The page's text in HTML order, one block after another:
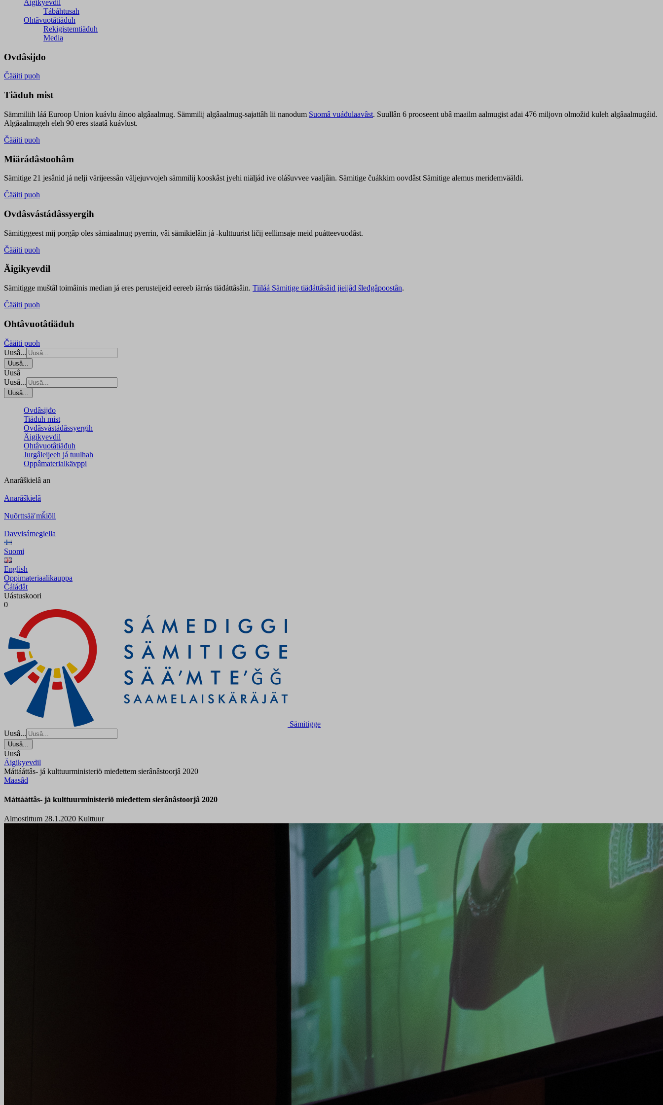
Äigikyevdil
Tábáhtusah
Ohtâvuotâtiäđuh
Rekigistemtiäđuh
Media
Ovdâsijđo
Čääiti puoh
Tiäđuh mist
Sämmiliih láá Euroop Union kuávlu áinoo algâaalmug. Sämmilij algâaalmug-sajattâh lii nanodum Suomâ vuáđulaavâst. Suullân 6 prooseent ubâ maailm aalmugist ađai 476 miljovn olmožid kuleh algâaalmugáid.
Algâaalmugeh eleh 90 eres staatâ kuávlust.
Čääiti puoh
Miärádâstoohâm
Sämitige 21 jesânid já nelji värijeessân väljejuvvojeh sämmilij kooskâst jyehi niäljád ive olášuvvee vaaljâin. Sämitige čuákkim oovdâst Sämitige alemus meridemvääldi.
Čääiti puoh
Ovdâsvástádâssyergih
Sämitiggeest mij porgâp oles sämiaalmug pyerrin, vâi sämikielâin já -kulttuurist ličij eellimsaje meid puátteevuođâst.
Čääiti puoh
Äigikyevdil
Sämitigge muštâl toimâinis median já eres perusteijeid eereeb iärrás tiäđáttâsâin. Tiiláá Sämitige tiäđáttâsâid jieijâd šleđgâpoostân.
Čääiti puoh
Ohtâvuotâtiäđuh
Čääiti puoh
Uusâ...
Uusâ...
Uusâ
Uusâ...
Uusâ...
Ovdâsijđo
Tiäđuh mist
Ovdâsvástádâssyergih
Äigikyevdil
Ohtâvuotâtiäđuh
Jurgâleijeeh já tuulhah
Oppâmaterialkävppi
Anarâškielâ an
Anarâškielâ
Nuõrttsääʹmǩiõll
Davvisámegiella
Suomi
English
Oppimateriaalikauppa
Čáládât
Uástuskoori
0
Sämitigge
Uusâ...
Uusâ...
Uusâ
Äigikyevdil
Máttááttâs- já kulttuurministeriö mieđettem sierânâstoorjâ 2020
Maasâd
Máttááttâs- já kulttuurministeriö mieđettem sierânâstoorjâ 2020
Almostittum 28.1.2020 Kulttuur